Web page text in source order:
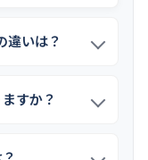
違いは？
すか？